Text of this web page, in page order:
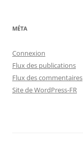
MÉTA
Connexion
Flux des publications
Flux des commentaires
Site de WordPress-FR